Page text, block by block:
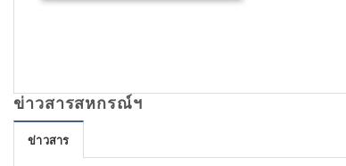
ข่าวสารสหกรณ์ฯ
ข่าวสาร